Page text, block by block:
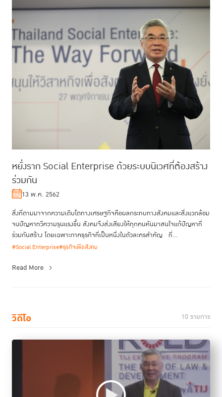
หยั่งราก Social Enterprise ด้วยระบบนิเวศที่ต้องสร้าง
ร่วมกัน
13 พ.ค. 2562
สิ่งที่ตามมาจากความเติบโตทางเศรษฐกิจคือผลกระทบทางสังคมและสิ่งแวดล้อม
จนปัญหาทวีความรุนแรงขึ้น สังคมจึงส่งเสียงให้ทุกคนหันมาสนใจแก้ปัญหาที่
ร่วมกันสร้าง โดยเฉพาะภาคธุรกิจที่เป็นหนึ่งในตัวละครสำคัญ ที่...
#Social Enterprise#ธุรกิจเพื่อสังคม
Read More
วิดีโอ 10 รายการ